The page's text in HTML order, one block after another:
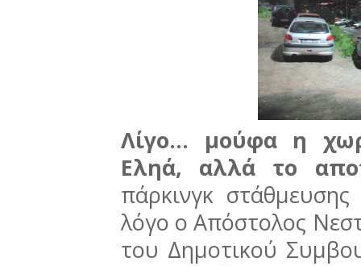
Λίγο... μούφα η
Εληά, αλλά το
πάρκινγκ
λόγο ο Απόστολος
του Δημοτικού